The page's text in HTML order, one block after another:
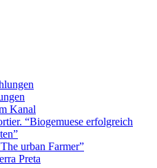
Kanal
“Biogemuese erfolgreich
urban Farmer”
Preta